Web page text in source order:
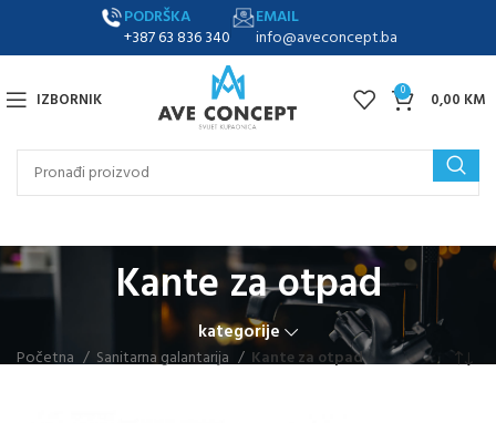
PODRŠKA
+387 63 836 340
EMAIL
info@aveconcept.ba
IZBORNIK 0 0,00 KM
Kante za otpad
kategorije
Početna Sanitarna galantarija Kante za otpad